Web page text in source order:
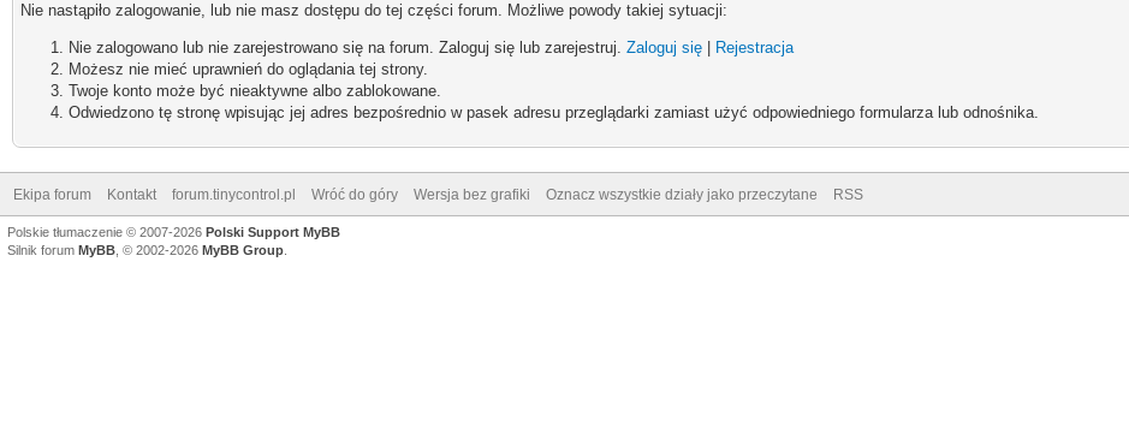
Nie nastąpiło zalogowanie, lub nie masz dostępu do tej części forum. Możliwe powody takiej sytuacji:
Nie zalogowano lub nie zarejestrowano się na forum. Zaloguj się lub zarejestruj. Zaloguj się
Rejestracja
Możesz nie mieć uprawnień do oglądania tej strony.
Twoje konto może być nieaktywne albo zablokowane.
Odwiedzono tę stronę wpisując jej adres bezpośrednio w pasek adresu przeglądarki zamiast użyć odpowiedniego formularza lub odnośnika.
Ekipa forum Kontakt forum.tinycontrol.pl Wróć do góry Wersja bez grafiki Oznacz wszystkie działy jako przeczytane RSS
Polskie tłumaczenie © 2007-2026 Polski Support MyBB
Silnik forum MyBB , © 2002-2026 MyBB Group